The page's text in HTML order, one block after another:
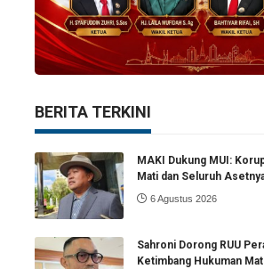
BERITA TERKINI
MAKI Dukung MUI:
Mati dan Seluruh
6 Agustus 2026
Sahroni Dorong RUU
Ketimbang Hukuman